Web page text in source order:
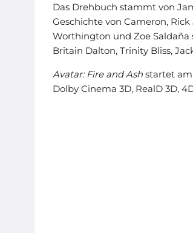
Das Drehbuch stammt von
Geschichte von Cameron,
Worthington und Zoe Saldaña
Britain Dalton, Trinity Bliss,
Avatar: Fire and Ash startet am
Dolby Cinema 3D, RealD 3D,